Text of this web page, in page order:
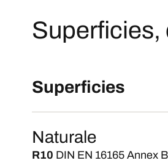
Superficies,
Superficies
Naturale
R10 DIN EN 16165 Annex B